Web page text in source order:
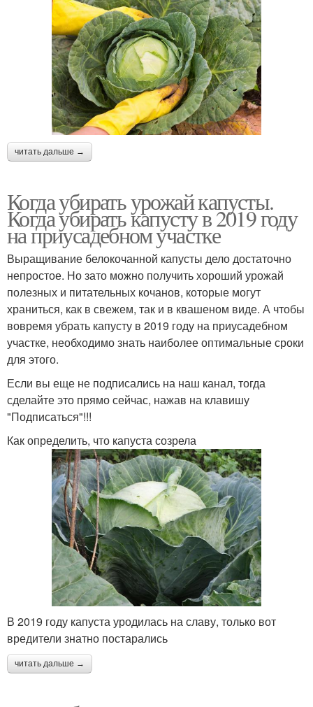
читать дальше →
Когда убирать урожай капусты.
Когда убирать капусту в 2019 году
на приусадебном участке
Выращивание белокочанной капусты дело достаточно
непростое. Но зато можно получить хороший урожай
полезных и питательных кочанов, которые могут
храниться, как в свежем, так и в квашеном виде. А чтобы
вовремя убрать капусту в 2019 году на приусадебном
участке, необходимо знать наиболее оптимальные сроки
для этого.
Если вы еще не подписались на наш канал, тогда
сделайте это прямо сейчас, нажав на клавишу
"Подписаться"!!!
Как определить, что капуста созрела
В 2019 году капуста уродилась на славу, только вот
вредители знатно постарались
читать дальше →